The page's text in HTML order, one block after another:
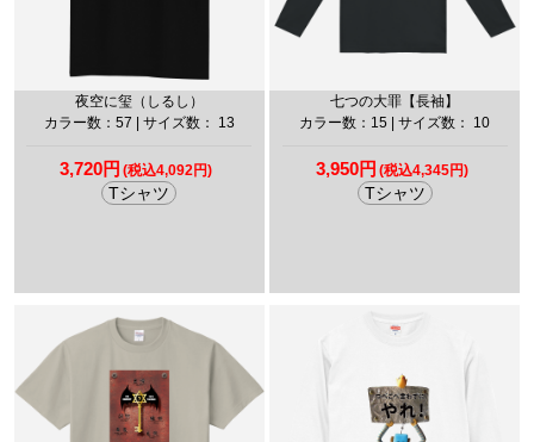
夜空に玺（しるし）
カラー数：57 | サイズ数： 13
3,720円 (税込4,092円)
Tシャツ
七つの大罪【長袖】
カラー数：15 | サイズ数： 10
3,950円 (税込4,345円)
Tシャツ